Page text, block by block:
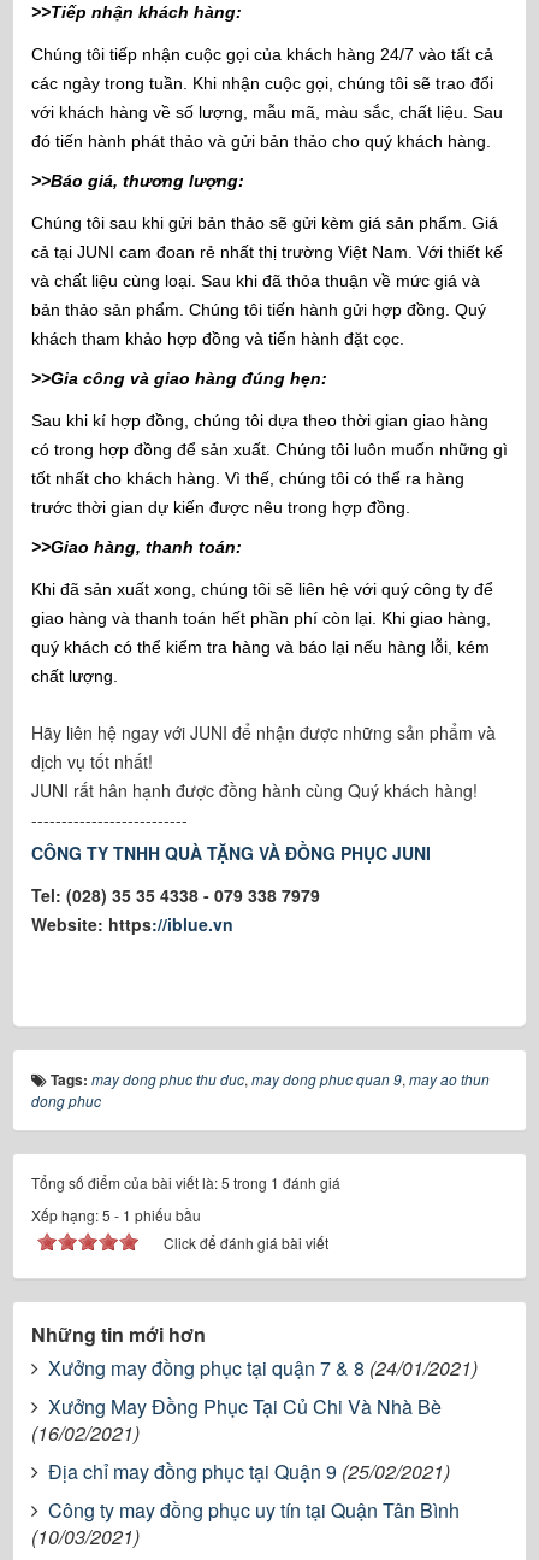
>>Tiếp nhận khách hàng:
Chúng tôi tiếp nhận cuộc gọi của khách hàng 24/7 vào tất cả
các ngày trong tuần. Khi nhận cuộc gọi, chúng tôi sẽ trao đổi
với khách hàng về số lượng, mẫu mã, màu sắc, chất liệu. Sau
đó tiến hành phát thảo và gửi bản thảo cho quý khách hàng.
>>Báo giá, thương lượng:
Chúng tôi sau khi gửi bản thảo sẽ gửi kèm giá sản phẩm. Giá
cả tại JUNI cam đoan rẻ nhất thị trường Việt Nam. Với thiết kế
và chất liệu cùng loại. Sau khi đã thỏa thuận về mức giá và
bản thảo sản phẩm. Chúng tôi tiến hành gửi hợp đồng. Quý
khách tham khảo hợp đồng và tiến hành đặt cọc.
>>Gia công và giao hàng đúng hẹn:
Sau khi kí hợp đồng, chúng tôi dựa theo thời gian giao hàng
có trong hợp đồng để sản xuất. Chúng tôi luôn muốn những gì
tốt nhất cho khách hàng. Vì thế, chúng tôi có thể ra hàng
trước thời gian dự kiến được nêu trong hợp đồng.
>>Giao hàng, thanh toán:
Khi đã sản xuất xong, chúng tôi sẽ liên hệ với quý công ty để
giao hàng và thanh toán hết phần phí còn lại. Khi giao hàng,
quý khách có thể kiểm tra hàng và báo lại nếu hàng lỗi, kém
chất lượng.
Hãy liên hệ ngay với JUNI để nhận được những sản phẩm và
dịch vụ tốt nhất!
JUNI rất hân hạnh được đồng hành cùng Quý khách hàng!
--------------------------
CÔNG TY TNHH QUÀ TẶNG VÀ ĐỒNG PHỤC JUNI
Tel: (028) 35 35 4338 - 079 338 7979
Website: https://iblue.vn
Tags: may dong phuc thu duc, may dong phuc quan 9, may ao thun
dong phuc
Tổng số điểm của bài viết là: 5 trong 1 đánh giá
Xếp hạng:5 - 1 phiếu bầu
Click để đánh giá bài viết
Những tin mới hơn
Xưởng may đồng phục tại quận 7 & 8 (24/01/2021)
Xưởng May Đồng Phục Tại Củ Chi Và Nhà Bè
(16/02/2021)
Địa chỉ may đồng phục tại Quận 9 (25/02/2021)
Công ty may đồng phục uy tín tại Quận Tân Bình
(10/03/2021)